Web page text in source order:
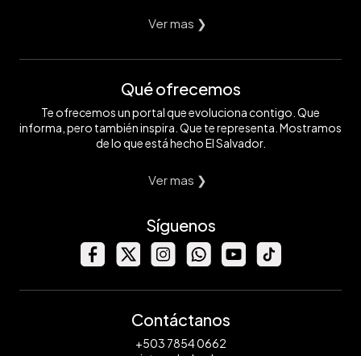
Ver mas ❯
Qué ofrecemos
Te ofrecemos un portal que evoluciona contigo. Que
informa, pero también inspira. Que te representa. Mostramos
de lo que está hecho El Salvador.
Ver mas ❯
Síguenos
Contáctanos
+503 7854 0662